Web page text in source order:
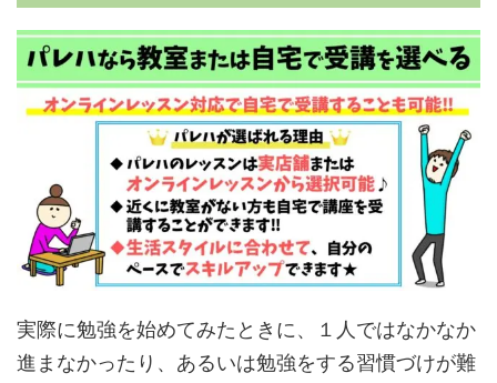
実際に勉強を始めてみたときに、１人ではなかなか
進まなかったり、あるいは勉強をする習慣づけが難